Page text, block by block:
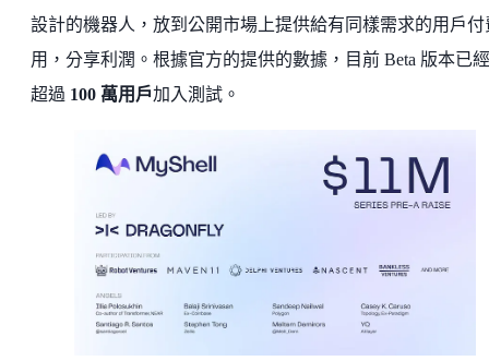
設計的機器人，放到公開市場上提供給有同樣需求的用戶付
用，分享利潤。根據官方的提供的數據，目前 Beta 版本已
超過 100 萬用戶加入測試。